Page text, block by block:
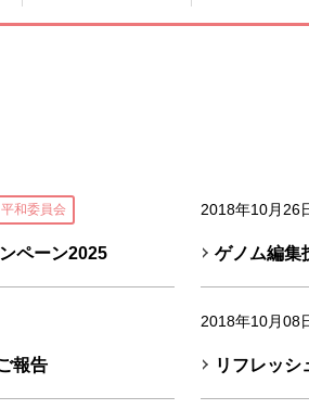
和委員会
ペーン2025
2018年10月26
ゲノム編集
報告
2018年10月08
リフレッ